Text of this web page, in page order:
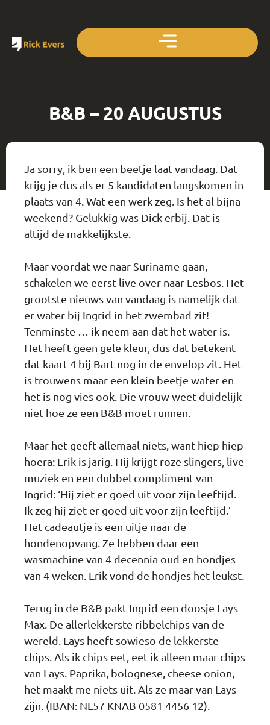
B&B – 20 AUGUSTUS
Ja sorry, ik ben een beetje laat vandaag. Dat
krijg je dus als er 5 kandidaten langskomen in
plaats van 4. Wat een werk zeg. Is het al bijna
weekend? Gelukkig was Dick erbij. Dat is
altijd de makkelijkste.
Maar voordat we naar Suriname gaan,
schakelen we eerst live over naar Lesbos. Het
grootste nieuws van vandaag is namelijk dat
er water bij Ingrid in het zwembad zit!
Tenminste … ik neem aan dat het water is.
Het heeft geen gele kleur, dus dat betekent
dat kaart 4 bij Bart nog in de envelop zit. Het
is trouwens maar een klein beetje water en
het is nog vies ook. Die vrouw weet duidelijk
niet hoe ze een B&B moet runnen.
Maar het geeft allemaal niets, want hiep hiep
hoera: Erik is jarig. Hij krijgt roze slingers, live
muziek en een dubbel compliment van
Ingrid: ‘Hij ziet er goed uit voor zijn leeftijd.
Ik zeg hij ziet er goed uit voor zijn leeftijd.’
Het cadeautje is een uitje naar de
hondenopvang. Ze hebben daar een
wasmachine van 4 decennia oud en hondjes
van 4 weken. Erik vond de hondjes het leukst.
Terug in de B&B pakt Ingrid een doosje Lays
Max. De allerlekkerste ribbelchips van de
wereld. Lays heeft sowieso de lekkerste
chips. Als ik chips eet, eet ik alleen maar chips
van Lays. Paprika, bolognese, cheese onion,
het maakt me niets uit. Als ze maar van Lays
zijn. (IBAN: NL57 KNAB 0581 4456 12).